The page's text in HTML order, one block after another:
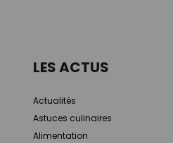
LES ACTUS
Actualités
Astuces culinaires
Alimentation